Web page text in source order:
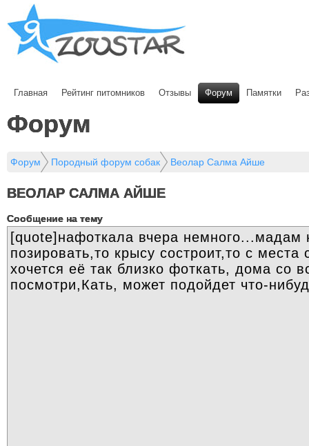
Главная Рейтинг питомников Отзывы Форум Памятки
Форум
Форум Породный форум собак Веолар Салма Айше
ВЕОЛАР САЛМА АЙШЕ
Cообщение на тему